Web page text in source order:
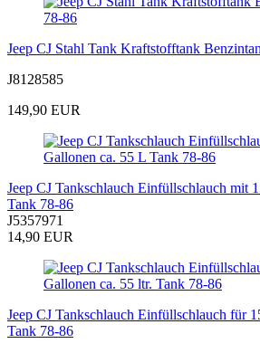
Jeep CJ Stahl Tank Kraftstofftank
J8128585
149,90 EUR
Jeep CJ Tankschlauch Einfüllschlauch mit
Tank 78-86
J5357971
14,90 EUR
Jeep CJ Tankschlauch Einfüllschlauch für
Tank 78-86